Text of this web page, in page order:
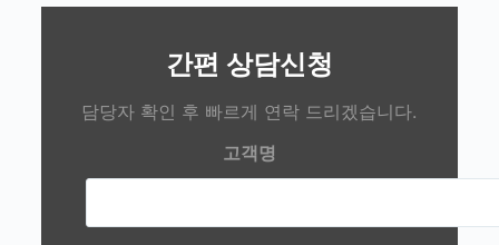
간편 상담신청
담당자 확인 후 빠르게 연락 드리겠습니다.
고객명